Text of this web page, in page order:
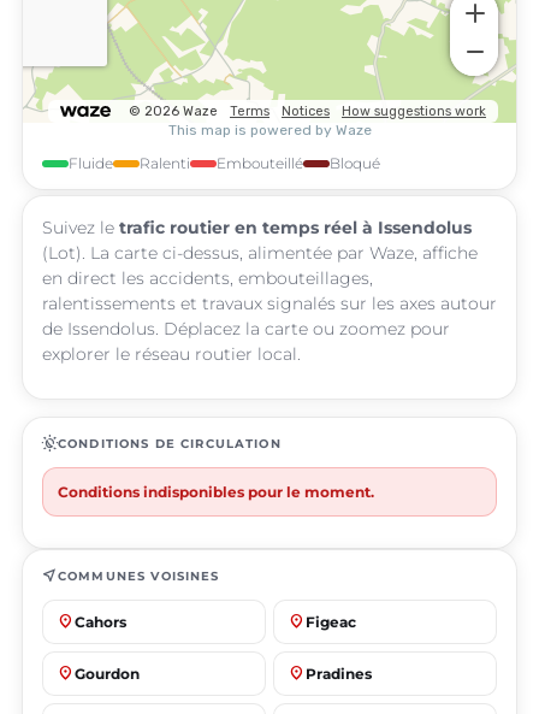
Fluide Ralenti Embouteillé Bloqué
Suivez le trafic routier en temps réel à Issendolus
(Lot). La carte ci-dessus, alimentée par Waze, affiche
en direct les accidents, embouteillages,
ralentissements et travaux signalés sur les axes autour
de Issendolus. Déplacez la carte ou zoomez pour
explorer le réseau routier local.
routineCONDITIONS DE CIRCULATION
Conditions indisponibles pour le moment.
near_meCOMMUNES VOISINES
place Cahors place Figeac
place Gourdon place Pradines